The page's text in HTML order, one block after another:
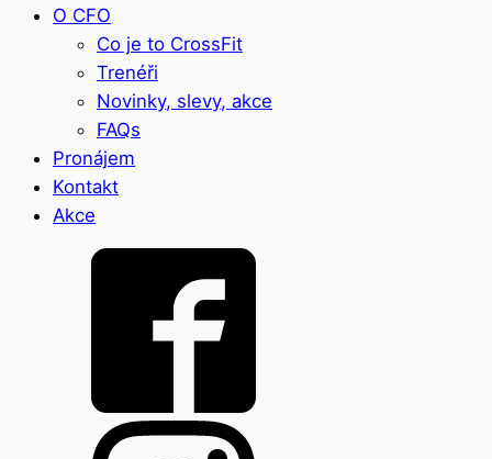
O CFO
Co je to CrossFit
Trenéři
Novinky, slevy, akce
FAQs
Pronájem
Kontakt
Akce